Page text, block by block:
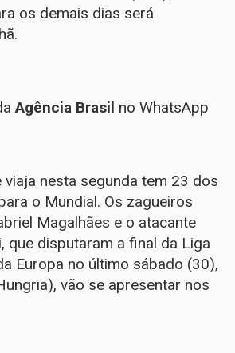
os demais dias será
Agência Brasil no WhatsApp
viaja nesta segunda tem 23 dos
o Mundial. Os zagueiros
Magalhães e o atacante
que disputaram a final da Liga
Europa no último sábado (30),
vão se apresentar nos